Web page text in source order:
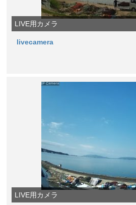
LIVE用カメラ
livecamera
LIVE用カメラ